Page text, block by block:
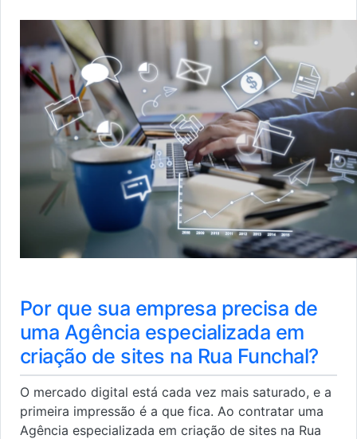
Por que sua empresa precisa de
uma Agência especializada em
criação de sites na Rua Funchal?
O mercado digital está cada vez mais saturado, e a
primeira impressão é a que fica. Ao contratar uma
Agência especializada em criação de sites na Rua